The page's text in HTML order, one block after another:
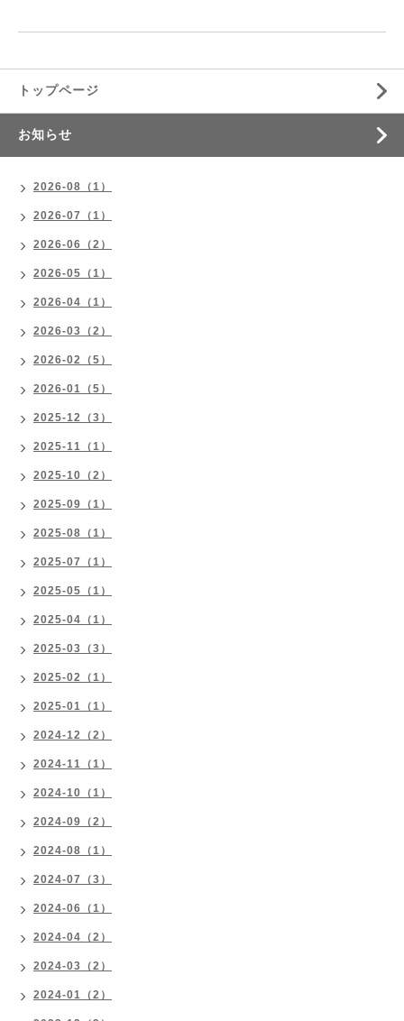
トップページ
お知らせ
2026-08（1）
2026-07（1）
2026-06（2）
2026-05（1）
2026-04（1）
2026-03（2）
2026-02（5）
2026-01（5）
2025-12（3）
2025-11（1）
2025-10（2）
2025-09（1）
2025-08（1）
2025-07（1）
2025-05（1）
2025-04（1）
2025-03（3）
2025-02（1）
2025-01（1）
2024-12（2）
2024-11（1）
2024-10（1）
2024-09（2）
2024-08（1）
2024-07（3）
2024-06（1）
2024-04（2）
2024-03（2）
2024-01（2）